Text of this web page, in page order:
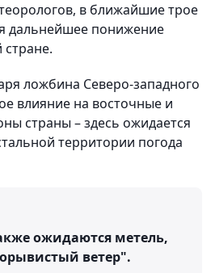
в ближайшие трое
дальнейшее понижение
ложбина Северо-западного
влияние на восточные и
страны – здесь ожидается
территории погода
ожидаются метель,
ветер".